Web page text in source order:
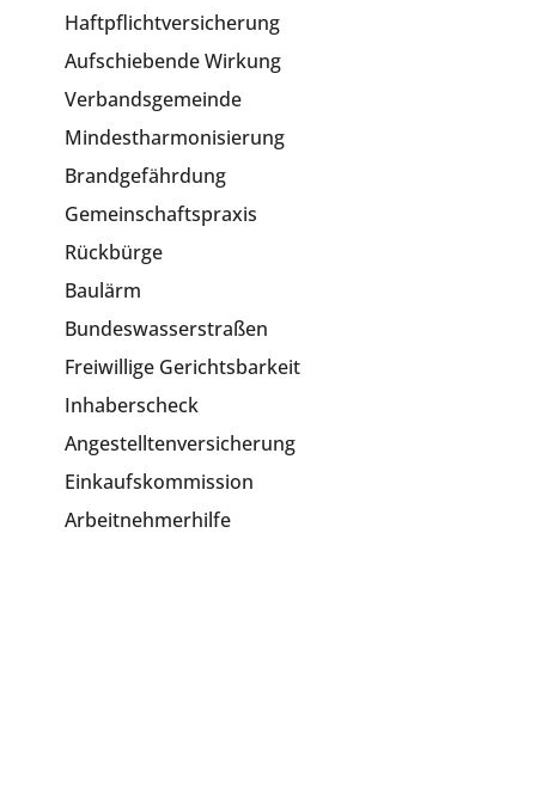
Haftpflichtversicherung
Aufschiebende Wirkung
Verbandsgemeinde
Mindestharmonisierung
Brandgefährdung
Gemeinschaftspraxis
Rückbürge
Baulärm
Bundeswasserstraßen
Freiwillige Gerichtsbarkeit
Inhaberscheck
Angestelltenversicherung
Einkaufskommission
Arbeitnehmerhilfe